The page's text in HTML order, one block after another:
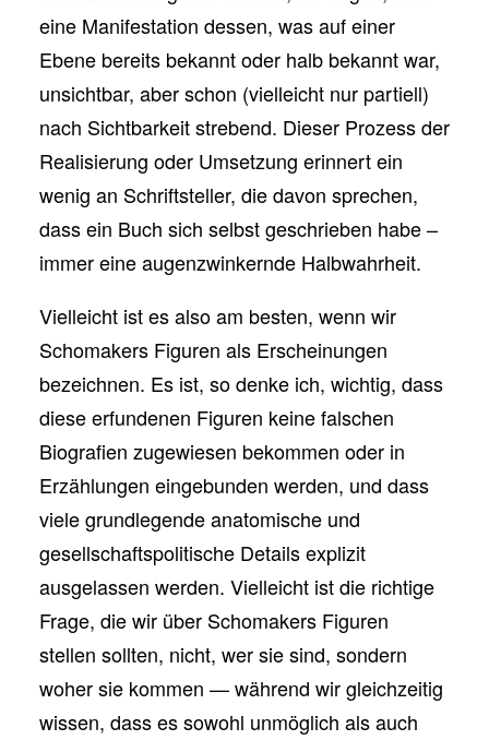
eine Manifestation dessen, was auf einer
Ebene bereits bekannt oder halb bekannt war,
unsichtbar, aber schon (vielleicht nur partiell)
nach Sichtbarkeit strebend. Dieser Prozess der
Realisierung oder Umsetzung erinnert ein
wenig an Schriftsteller, die davon sprechen,
dass ein Buch sich selbst geschrieben habe –
immer eine augenzwinkernde Halbwahrheit.
Vielleicht ist es also am besten, wenn wir
Schomakers Figuren als Erscheinungen
bezeichnen. Es ist, so denke ich, wichtig, dass
diese erfundenen Figuren keine falschen
Biografien zugewiesen bekommen oder in
Erzählungen eingebunden werden, und dass
viele grundlegende anatomische und
gesellschaftspolitische Details explizit
ausgelassen werden. Vielleicht ist die richtige
Frage, die wir über Schomakers Figuren
stellen sollten, nicht, wer sie sind, sondern
woher sie kommen — während wir gleichzeitig
wissen, dass es sowohl unmöglich als auch